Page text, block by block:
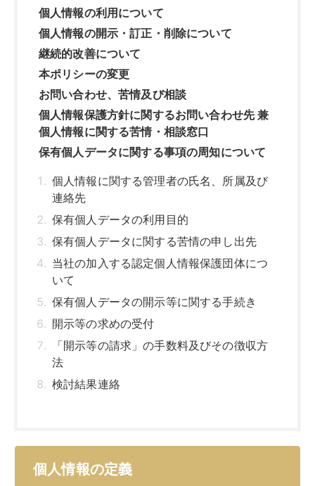
個人情報の利用について
個人情報の開示・訂正・削除について
継続的改善について
本ポリシーの変更
お問い合わせ、苦情及び相談
個人情報保護方針に関するお問い合わせ先 兼
個人情報に関する苦情・相談窓口
保有個人データに関する事項の周知について
個人情報に関する管理者の氏名、所属及び
連絡先
保有個人データの利用目的
保有個人データに関する苦情の申し出先
当社の加入する認定個人情報保護団体につ
いて
保有個人データの開示等に関する手続き
開示等の求めの受付
「開示等の請求」の手数料及びその徴収方
法
検討結果連絡
個人情報の定義